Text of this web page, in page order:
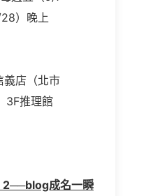
）晚上
義店（北市
3F推理館
2──blog成名一瞬